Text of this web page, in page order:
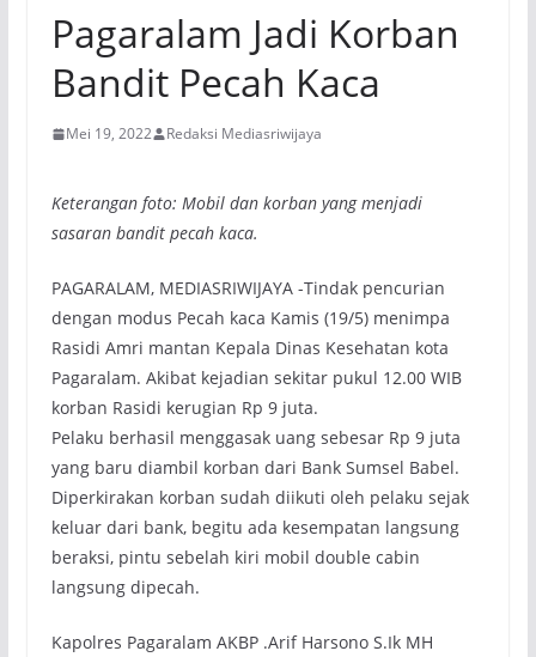
Pagaralam Jadi Korban
Bandit Pecah Kaca
Mei 19, 2022 Redaksi Mediasriwijaya
Keterangan foto: Mobil dan korban yang menjadi
sasaran bandit pecah kaca.
PAGARALAM, MEDIASRIWIJAYA -Tindak pencurian
dengan modus Pecah kaca Kamis (19/5) menimpa
Rasidi Amri mantan Kepala Dinas Kesehatan kota
Pagaralam. Akibat kejadian sekitar pukul 12.00 WIB
korban Rasidi kerugian Rp 9 juta.
Pelaku berhasil menggasak uang sebesar Rp 9 juta
yang baru diambil korban dari Bank Sumsel Babel.
Diperkirakan korban sudah diikuti oleh pelaku sejak
keluar dari bank, begitu ada kesempatan langsung
beraksi, pintu sebelah kiri mobil double cabin
langsung dipecah.
Kapolres Pagaralam AKBP .Arif Harsono S.Ik MH